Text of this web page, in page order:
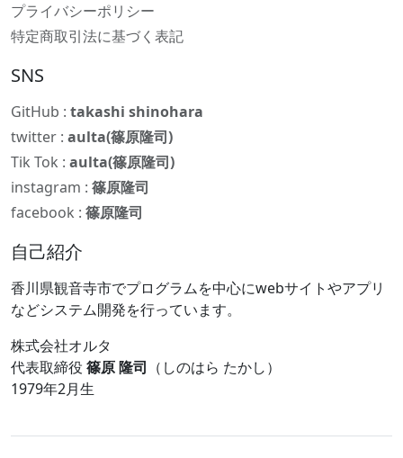
プライバシーポリシー
特定商取引法に基づく表記
SNS
GitHub : takashi shinohara
twitter : aulta(篠原隆司)
Tik Tok : aulta(篠原隆司)
instagram : 篠原隆司
facebook : 篠原隆司
自己紹介
香川県観音寺市でプログラムを中心にwebサイトやアプリ
などシステム開発を行っています。
株式会社オルタ
代表取締役 篠原 隆司 （しのはら たかし）
1979年2月生